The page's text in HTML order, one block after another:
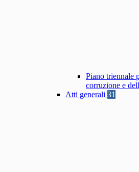
Piano triennale
corruzione e
Atti generali 31